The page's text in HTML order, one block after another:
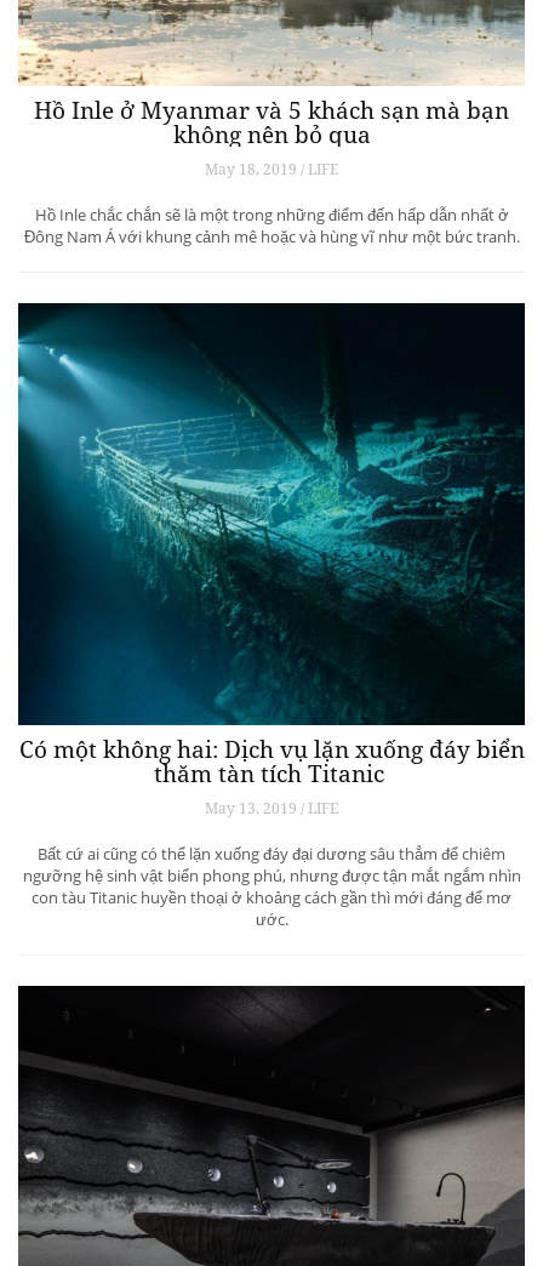
Hồ Inle ở Myanmar và 5 khách sạn mà bạn
không nên bỏ qua
May 18, 2019 / LIFE
Hồ Inle chắc chắn sẽ là một trong những điểm đến hấp dẫn nhất ở
Đông Nam Á với khung cảnh mê hoặc và hùng vĩ như một bức tranh.
Có một không hai: Dịch vụ lặn xuống đáy biển
thăm tàn tích Titanic
May 13, 2019 / LIFE
Bất cứ ai cũng có thể lặn xuống đáy đại dương sâu thẳm để chiêm
ngưỡng hệ sinh vật biển phong phú, nhưng được tận mắt ngắm nhìn
con tàu Titanic huyền thoại ở khoảng cách gần thì mới đáng để mơ
ước.